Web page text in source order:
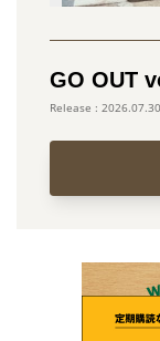
GO OUT
2026.07.30